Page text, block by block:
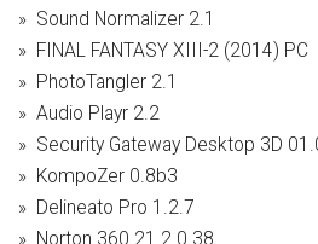
Sound Normalizer 2.1
FINAL FANTASY XIII-2 (2014) PC
PhotoTangler 2.1
Audio Playr 2.2
Security Gateway Desktop 3D
KompoZer 0.8b3
Delineato Pro 1.2.7
Norton 360 21.2.0.38